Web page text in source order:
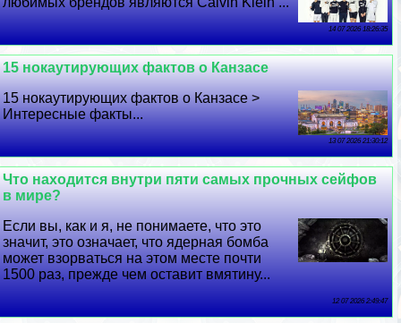
14 07 2026 18:26:35
15 нокаутирующих фактов о Канзасе
15 нокаутирующих фактов о Канзасе >
Интересные факты...
13 07 2026 21:30:12
Что находится внутри пяти самых прочных сейфов
в мире?
Если вы, как и я, не понимаете, что это
значит, это означает, что ядерная бомба
может взорваться на этом месте почти
1500 раз, прежде чем оставит вмятину...
12 07 2026 2:49:47